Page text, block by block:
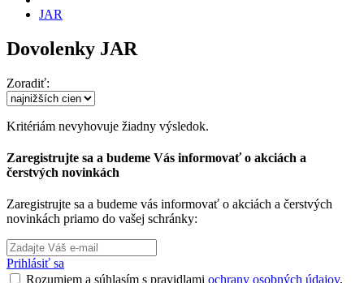
JAR
Dovolenky JAR
Zoradiť:
Kritériám nevyhovuje žiadny výsledok.
Zaregistrujte sa a budeme Vás informovať o akciách a
čerstvých novinkách
Zaregistrujte sa a budeme vás informovať o akciách a čerstvých
novinkách priamo do vašej schránky:
Prihlásiť sa
Rozumiem a súhlasím s pravidlami ochrany osobných údajov.